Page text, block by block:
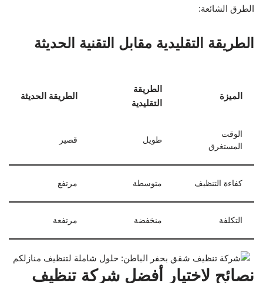
الطرق الشائعة:
الطريقة التقليدية مقابل التقنية الحديثة
الميزة
الطريقة
التقليدية
الطريقة الحديثة
الوقت
المستغرق
طويل قصير
كفاءة التنظيف متوسطة مرتفع
التكلفة منخفضة مرتفعة
نصائح لاختيار أفضل شركة تنظيف